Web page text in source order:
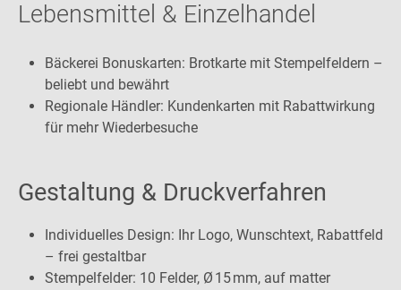
Lebensmittel & Einzelhandel
Bäckerei Bonuskarten: Brotkarte mit Stempelfeldern –
beliebt und bewährt
Regionale Händler: Kundenkarten mit Rabattwirkung
für mehr Wiederbesuche
Gestaltung & Druckverfahren
Individuelles Design: Ihr Logo, Wunschtext, Rabattfeld
– frei gestaltbar
Stempelfelder: 10 Felder, Ø 15 mm, auf matter